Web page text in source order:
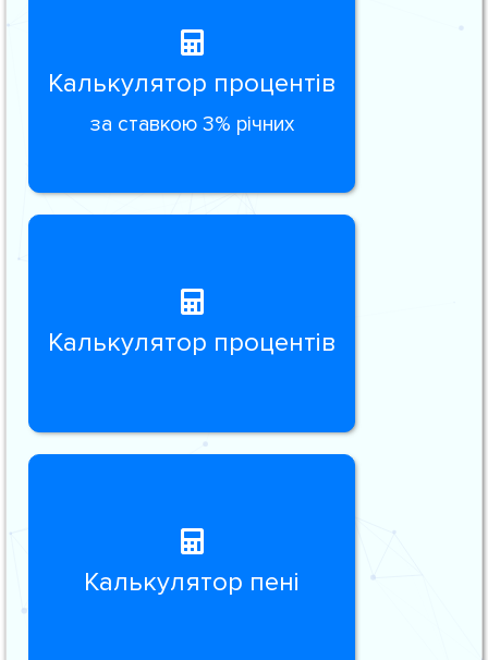
Калькулятор процентів
за ставкою 3% річних
Калькулятор процентів
Калькулятор пені